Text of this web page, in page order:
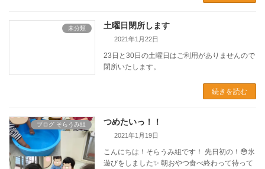
未分類 土曜日閉所します
2021年1月22日
23日と30日の土曜日はご利用がありませんので
閉所いたします。
続きを読む
ブログ そらうみ組 つめたいっ！！
2021年1月19日
こんにちは！そらうみ組です！ 先日初の！😳氷
遊びをしました✨ 朝おやつ食べ終わって待って